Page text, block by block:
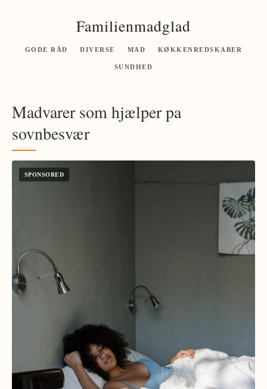
Familienmadglad
GODE RÅD DIVERSE MAD KØKKENREDSKABER
SUNDHED
Madvarer som hjælper pa
sovnbesvær